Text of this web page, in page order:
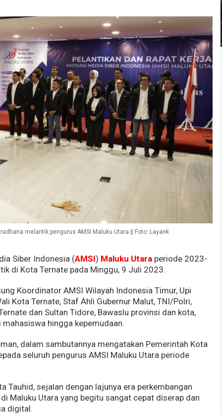
melantik pengurus AMSI Maluku Utara || Foto: Layank
Siber Indonesia (AMSI) Maluku Utara periode 2023-
di Kota Ternate pada Minggu, 9 Juli 2023.
Koordinator AMSI Wilayah Indonesia Timur, Upi
Kota Ternate, Staf Ahli Gubernur Malut, TNI/Polri,
dan Sultan Tidore, Bawaslu provinsi dan kota,
hingga kepemudaan.
dalam sambutannya mengatakan Pemerintah Kota
seluruh pengurus AMSI Maluku Utara periode
Tauhid, sejalan dengan lajunya era perkembangan
Maluku Utara yang begitu sangat cepat diserap dan
digital.